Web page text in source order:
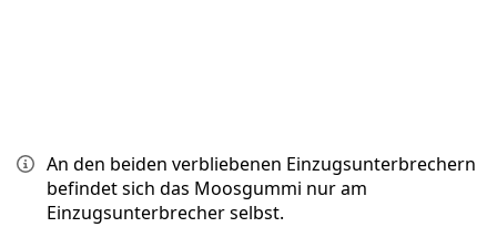
An den beiden verbliebenen Einzugsunterbrechern
befindet sich das Moosgummi nur am
Einzugsunterbrecher selbst.